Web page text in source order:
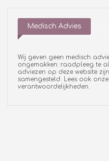
Medisch Advies
Wij geven geen medisch
ongemakken: raadpleeg te
adviezen op deze website
samengesteld. Lees ook onze
verantwoordelijkheden.